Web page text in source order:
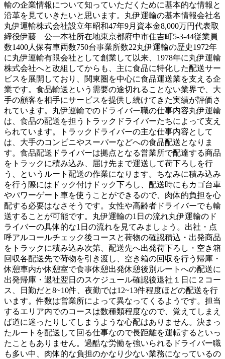
輸の企業情報について知っていただくために基本的な情報と
沿革を見ていきたいと思います。丸伊運輸の基本情報会社名
丸伊運輸株式会社設立年昭和47年9月資本金8,000万円代表取
締役伊藤 公一本社所在地東京都府中市住吉町5-3-44従業員
数1400人保有車両数750台事業所数22丸伊運輸の歴史1972年
に丸伊運輸有限会社として創業して以来、1978年に丸伊運輸
株式会社へと改組してからも、主に食品に特化した配送サー
ビスを展開しており、関東圏を中心に食品運送業を支える企
業です。食品輸送という需要の途切れることない業界で、大
手の顧客を相手にサービスを提供し続けてきた実績が評価さ
れています。丸伊運輸でのドライバー職の仕事内容丸伊運輸
は、食品の配送を担うトラックドライバーたちによって支え
られています。トラックドライバーの主な仕事内容として
は、大手のコンビニやスーパーなどへの食品配送となりま
す。食品配送ドライバーは拠点となる営業所で配達する商品
をトラックに積み込み、届け先まで運送して荷下ろしを行
う、というルート配送の作業になります。ちなみに積み込み
を行う際にはドック付けドック下ろし、配送時にもカゴ台車
やパワーゲート車を使うことができるので、肉体的負担を心
配する必要はなさそうです。女性や高齢者ドライバーでも輸
送することが可能です。丸伊運輸の1日の流れ丸伊運輸のド
ライバーの具体的な1日の流れを見てみましょう。出社・点
呼アルコールチェック後コースと荷物の確認積込・出発商品
をトラックに積み込み次第、配送先へ出発荷下ろし・空き箱
回収各配送先で荷物を引き渡し、空き箱の回収を行う帰庫・
休憩車内か休憩室で食事休憩出発休憩後別ルートへの配送に
出発帰庫・退社翌日のスケジュール確認後退社１日に２コー
ス、日勤だと8~10件、夜勤では12~13件程度ほどの配送を行
います。件数は営業所によって異なってくるようです。担当
するエリア内でのコースは数種類程度なので、覚えてしまえ
ば道に迷ったりしてしまうような心配はありません。決まっ
たルートを配送して回る仕事なので長距離を運転するといっ
たこともありません。過酷な労働を強いられるドライバー職
も多い中、肉体的な負担のかなり少ない業務になっているの